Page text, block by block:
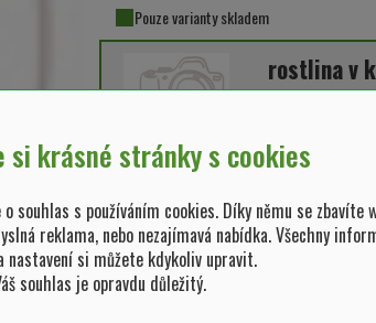
Pouze varianty skladem
rostlina v
Možnosti odeslání:
si krásné stránky s cookies
souhlas s používáním cookies. Díky němu se zbavíte
reklama, nebo nezajímavá nabídka. Všechny
nastavení si můžete kdykoliv upravit.
souhlas je opravdu důležitý.